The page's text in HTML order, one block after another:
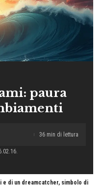
paura
36 min di lettura
e di un dreamcatcher, simbolo di